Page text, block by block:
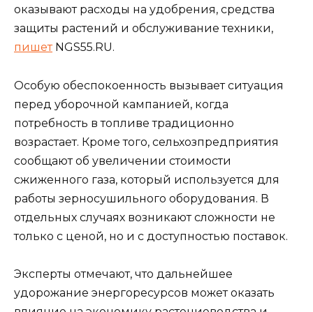
оказывают расходы на удобрения, средства
защиты растений и обслуживание техники,
пишетNGS55.RU.
Особую обеспокоенность вызывает ситуация
перед уборочной кампанией, когда
потребность в топливе традиционно
возрастает. Кроме того, сельхозпредприятия
сообщают об увеличении стоимости
сжиженного газа, который используется для
работы зерносушильного оборудования. В
отдельных случаях возникают сложности не
только с ценой, но и с доступностью поставок.
Эксперты отмечают, что дальнейшее
удорожание энергоресурсов может оказать